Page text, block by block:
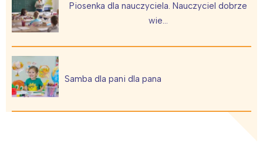
Piosenka dla nauczyciela. Nauczyciel dobrze
wie…
Samba dla pani dla pana